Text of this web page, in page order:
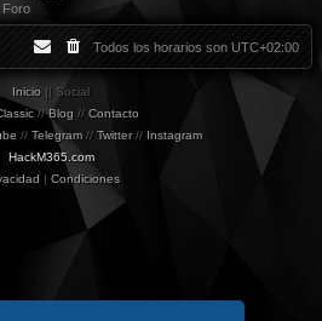
Foro
Todos los horarios son UTC+02:00
Inicio || Social
//Blog // Contacto
// Telegram // Twitter// Instagram
HackM365.com
| Condiciones